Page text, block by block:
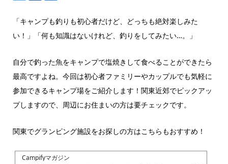
「キャンプも釣りも初心者だけど、どっちも絶対楽しみた
い！」「何も知識はないけれど、釣りをしてみたい…。」
自分で釣った魚をキャンプで塩焼きして食べることができたら
最高ですよね。今回は初心者ファミリーやカップルでも気軽に
参加できるキャンプ場をご紹介します！関東近郊でピックアッ
プしますので、周辺にお住まいの方は要チェックです。
関東でグランピング施設をお探しの方はこちらもおすすめ！
Campifyマガジン